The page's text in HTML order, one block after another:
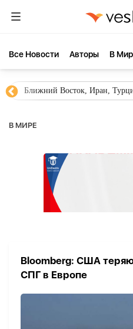
Все Новости Aвторы В
Ближний Восток, Иран,
В МИРЕ
Bloomberg: США
СПГ в Европе